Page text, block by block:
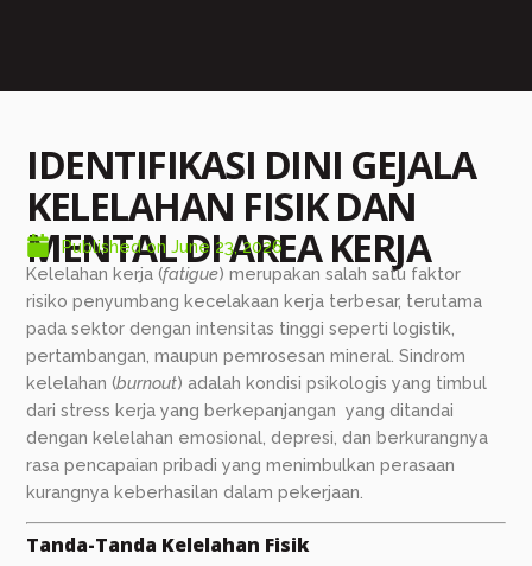
IDENTIFIKASI DINI GEJALA
KELELAHAN FISIK DAN
MENTAL DI AREA KERJA
Published on June 23, 2026
Kelelahan kerja (fatigue) merupakan salah satu faktor
risiko penyumbang kecelakaan kerja terbesar, terutama
pada sektor dengan intensitas tinggi seperti logistik,
pertambangan, maupun pemrosesan mineral. Sindrom
kelelahan (burnout) adalah kondisi psikologis yang timbul
dari stress kerja yang berkepanjangan yang ditandai
dengan kelelahan emosional, depresi, dan berkurangnya
rasa pencapaian pribadi yang menimbulkan perasaan
kurangnya keberhasilan dalam pekerjaan.
Tanda-Tanda Kelelahan Fisik